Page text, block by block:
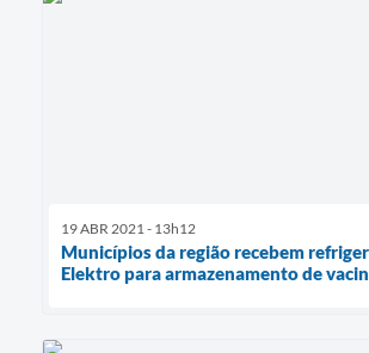
19 ABR 2021 - 13h12
Municípios da região recebem
Elektro para armazenamento de